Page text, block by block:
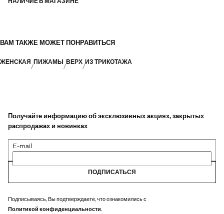
ВАМ ТАКЖЕ МОЖЕТ ПОНРАВИТЬСЯ
ЖЕНСКАЯ ПИЖАМЫ ВЕРХ ИЗ ТРИКОТАЖА
Получайте информацию об эксклюзивных акциях, закрытых
распродажах и новинках
E-mail
ПОДПИСАТЬСЯ
Подписываясь, Вы подтверждаете, что ознакомились с
Политикой конфиденциальности.